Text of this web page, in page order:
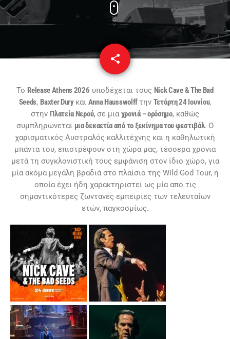
share
email
Το Release Athens 2026 υποδέχεται τους Nick Cave & The Bad
Seeds, Baxter Dury και Anna Hausswolffτην Τετάρτη 24 Ιουνίου,
στην Πλατεία Νερού, σε μιαχρονιά – ορόσημο, καθώς
συμπληρώνεται μια δεκαετία από το ξεκίνημα του φεστιβάλ. Ο
χαρισματικός Αυστραλός καλλιτέχνης και η καθηλωτική
μπάντα του, επιστρέφουν στη χώρα μας, τέσσερα χρόνια
μετά τη συγκλονιστική τους εμφάνιση στον ίδιο χώρο, για
μία ακόμα μεγάλη βραδιά στο πλαίσιο της Wild God Tour, η
οποία έχει ήδη χαρακτηριστεί ως μία από τις
σημαντικότερες ζωντανές εμπειρίες των τελευταίων
ετών, παγκοσμίως.